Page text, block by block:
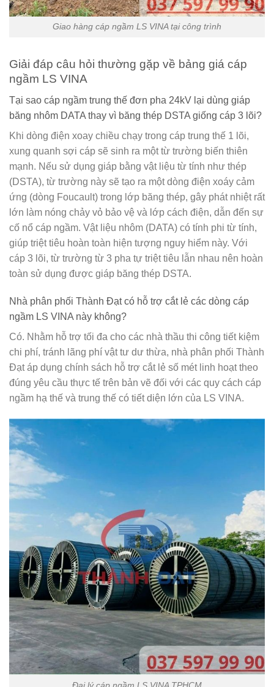
Giao hàng cáp ngầm LS VINA tại công trình
Giải đáp câu hỏi thường gặp về bảng giá cáp
ngầm LS VINA
Tại sao cáp ngầm trung thế đơn pha 24kV lại dùng giáp
băng nhôm DATA thay vì băng thép DSTA giống cáp 3 lõi?
Khi dòng điện xoay chiều chạy trong cáp trung thế 1 lõi,
xung quanh sợi cáp sẽ sinh ra một từ trường biến thiên
mạnh. Nếu sử dụng giáp bằng vật liệu từ tính như thép
(DSTA), từ trường này sẽ tạo ra một dòng điện xoáy cảm
ứng (dòng Foucault) trong lớp băng thép, gây phát nhiệt rất
lớn làm nóng chảy vỏ bảo vệ và lớp cách điện, dẫn đến sự
cố nổ cáp ngầm. Vật liệu nhôm (DATA) có tính phi từ tính,
giúp triệt tiêu hoàn toàn hiện tượng nguy hiểm này. Với
cáp 3 lõi, từ trường từ 3 pha tự triệt tiêu lẫn nhau nên hoàn
toàn sử dụng được giáp băng thép DSTA.
Nhà phân phối Thành Đạt có hỗ trợ cắt lẻ các dòng cáp
ngầm LS VINA này không?
Có. Nhằm hỗ trợ tối đa cho các nhà thầu thi công tiết kiệm
chi phí, tránh lãng phí vật tư dư thừa, nhà phân phối Thành
Đạtáp dụng chính sách hỗ trợ cắt lẻ số mét linh hoạt theo
đúng yêu cầu thực tế trên bản vẽ đối với các quy cách cáp
ngầm hạ thế và trung thế có tiết diện lớn của LS VINA.